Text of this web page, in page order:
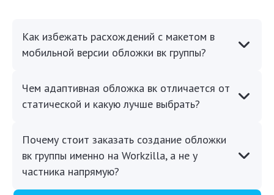
Как избежать расхождений с макетом в
мобильной версии обложки вк группы?
Чем адаптивная обложка вк отличается от
статической и какую лучше выбрать?
Почему стоит заказать создание обложки
вк группы именно на Workzilla, а не у
частника напрямую?